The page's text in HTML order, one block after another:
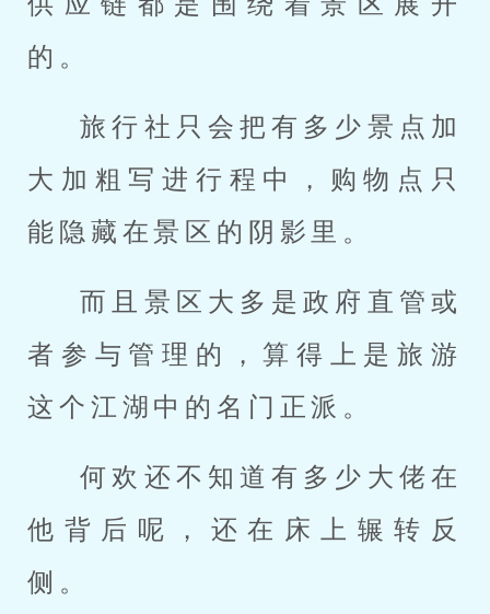
的。
旅行社只会把有多少景点加
大加粗写进行程中，购物点只
能隐藏在景区的阴影里。
而且景区大多是政府直管或
者参与管理的，算得上是旅游
这个江湖中的名门正派。
何欢还不知道有多少大佬在
他背后呢，还在床上辗转反
侧。